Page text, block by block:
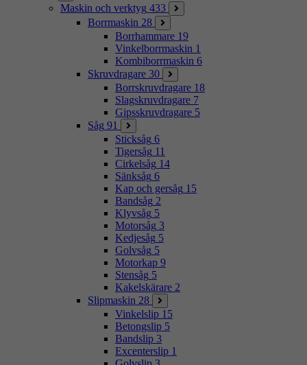
Maskin och verktyg 433
Borrmaskin 28
Borrhammare 19
Vinkelborrmaskin 1
Kombiborrmaskin 6
Skruvdragare 30
Borrskruvdragare 18
Slagskruvdragare 7
Gipsskruvdragare 5
Såg 91
Sticksåg 6
Tigersåg 11
Cirkelsåg 14
Sänksåg 6
Kap och gersåg 15
Bandsåg 2
Klyvsåg 5
Motorsåg 3
Kedjesåg 5
Golvsåg 5
Motorkap 9
Stensåg 5
Kakelskärare 2
Slipmaskin 28
Vinkelslip 15
Betongslip 5
Bandslip 3
Excenterslip 1